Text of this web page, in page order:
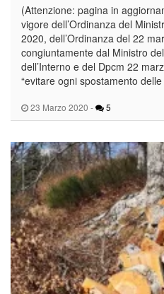
23 Marzo 2020 - 5
(Attenzione: pagina in
vigore dell’Ordinanza del
2020, dell’Ordinanza del 22
congiuntamente dal Ministro
dell’Interno e del Dpcm 22
“evitare ogni spostamento